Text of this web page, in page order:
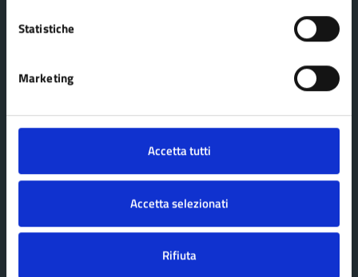
Statistiche
Marketing
Accetta tutti
Accetta selezionati
Rifiuta
Ambiente
Appalti pubblici
Catasto e urbanistica
Educazione e formazione
Giustizia e sicurezza pubblica
contravvenzioni
Turismo
Vita lavorativa